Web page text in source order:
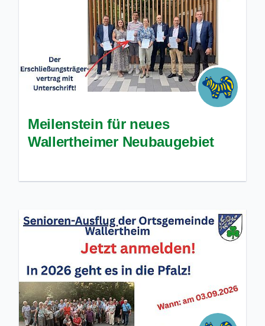
Meilenstein für neues
Wallertheimer Neubaugebiet